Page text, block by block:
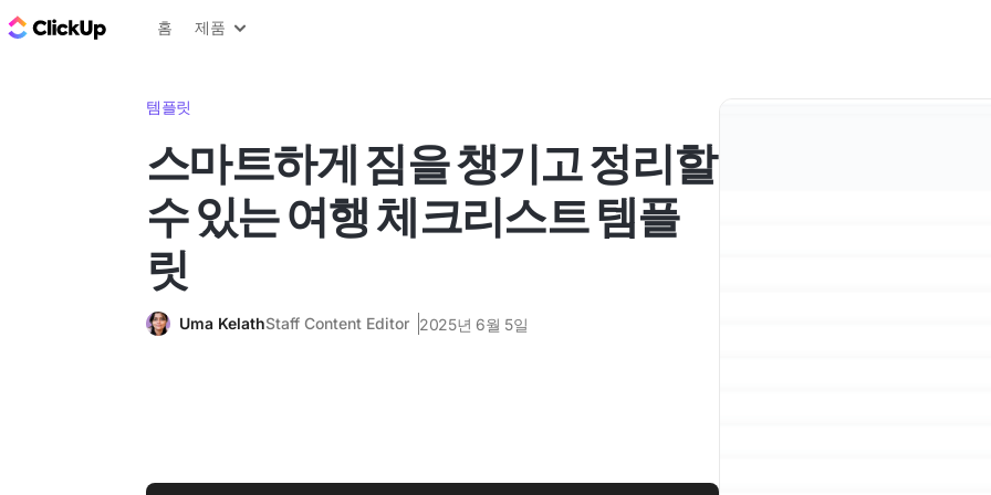
ClickUp 블로그
홈 제품
템플릿
스마트하게 짐을 챙기고 정리할
수 있는 여행 체크리스트 템플
릿
Uma KelathStaff Content Editor 2025년 6월 5일